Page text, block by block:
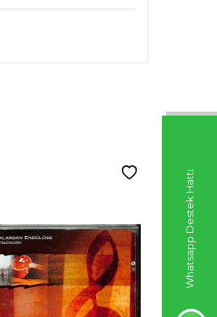
Whatsapp Destek Hattı
YENI